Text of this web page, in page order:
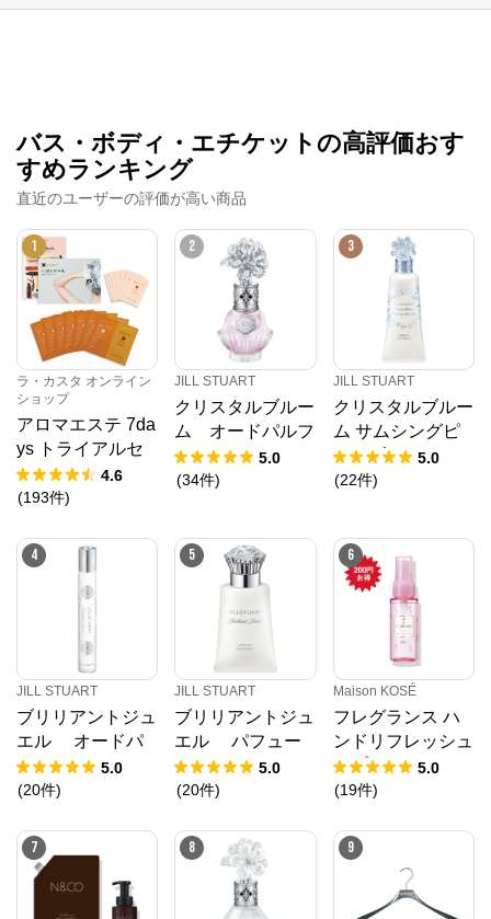
バス・ボディ・エチケットの高評価おす
すめランキング
直近のユーザーの評価が高い商品
1
ラ・カスタ オンライン
ショップ
アロマエステ 7da
ys トライアルセ
ット 11
4.6
(193件)
2
JILL STUART
クリスタルブルー
ム オードパルフ
ァン ドレスドエ
ディション
5.0
(34件)
3
JILL STUART
クリスタルブルー
ム サムシングピ
ュアブルー パフ
ュームド ハンド
5.0
(22件)
4
JILL STUART
ブリリアントジュ
エル オードパ
ルファン ロー
ラーボール
5.0
(20件)
5
JILL STUART
ブリリアントジュ
エル パフュー
ムド ハンドクリ
ーム
5.0
(20件)
6
Maison KOSÉ
フレグランス ハ
ンドリフレッシュ
スプレー
5.0
(19件)
7 8 9
※外部サイトが開きます
JILL STUARTからのコメント
ーセーグループが展開する商品情報をはじめ、キャン
ペーン情報や毎日の美活動に役立つ情報をお届け。ま
た、コーセー商品をご購入いただくことができます。